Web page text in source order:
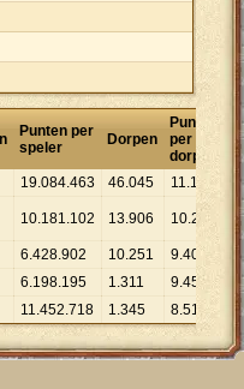
Punten per
speler
Dorpen
Punten
per
dorp
19.084.463 46.045 11.191
10.181.102 13.906 10.250
6.428.902 10.251 9.407
6.198.195 1.311 9.456
11.452.718 1.345 8.515